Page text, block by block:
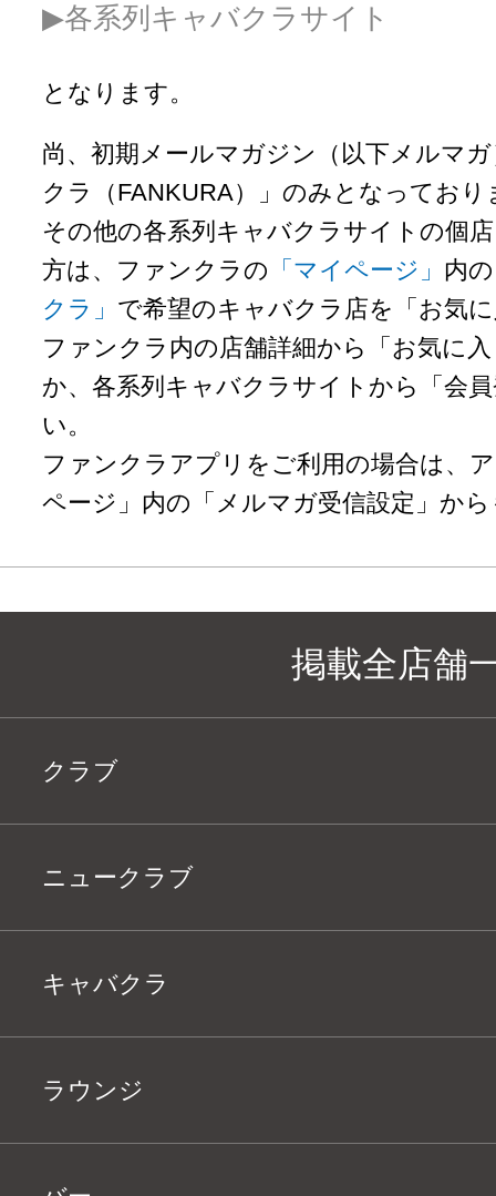
▶︎各系列キャバクラサイト
となります。
尚、初期メールマガジン（以下メルマ
クラ（FANKURA）」のみとなっており
その他の各系列キャバクラサイトの個
方は、ファンクラの 「マイページ」 内の
クラ」 で希望のキャバクラ店を「お気
ファンクラ内の店舗詳細から「お気に
か、各系列キャバクラサイトから「会
い。
ファンクラアプリをご利用の場合は、
ページ」内の「メルマガ受信設定」か
掲載全店舗
クラブ
ニュークラブ
キャバクラ
ラウンジ